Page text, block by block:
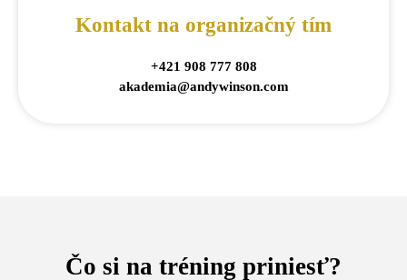
Kontakt na organizačný tím
+421 908 777 808
akademia@andywinson.com
Čo si na tréning priniesť?